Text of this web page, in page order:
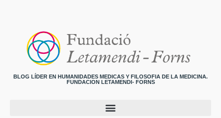
BLOG LÍDER EN HUMANIDADES MEDICAS Y FILOSOFIA DE LA MEDICINA.
FUNDACION LETAMENDI- FORNS